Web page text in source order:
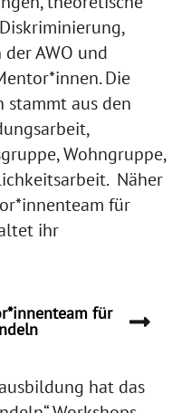
AWO und
Die
stammt aus den
Wohngruppe,
Näher
für
ihr
für
hat das